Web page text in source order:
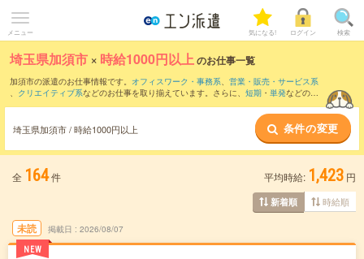
メニュー 気になる! ログイン 検索
埼玉県加須市 × 時給1000円以上のお仕事一覧
加須市の派遣のお仕事情報です。 オフィスワーク・事務系、 営業・販売・サービス系
、 クリエイティブ系などのお仕事を取り揃えています。さらに、 短期 ・ 単発などの期
時給1150円以上 ・1800円以上の求人はこちら
当サイトでは法令を遵守し、最低賃金以上の求人のみを掲載しています。
埼玉県加須市 / 時給1000円以上 条件の変更
全 164件 平均時給: 1,423 円
新着順 時給順
未読
NEW
掲載日 2026/08/07